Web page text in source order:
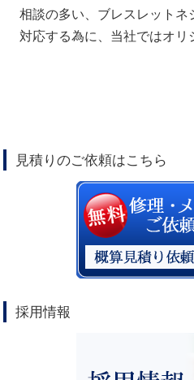
相談の多い、ブレスレットネ
対応する為に、当社ではオ
見積りのご依頼はこちら
採用情報